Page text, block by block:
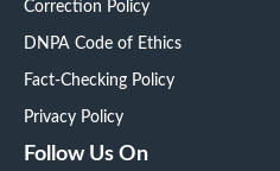
Correction Policy
DNPA Code of Ethics
Fact-Checking Policy
Privacy Policy
Follow Us On